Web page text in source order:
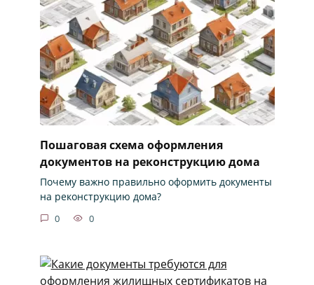
Пошаговая схема оформления
документов на реконструкцию дома
Почему важно правильно оформить документы
на реконструкцию дома?
0 0